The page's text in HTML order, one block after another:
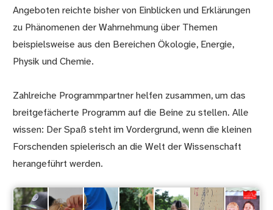
Angeboten reichte bisher von Einblicken und Erklärungen
zu Phänomenen der Wahrnehmung über Themen
beispielsweise aus den Bereichen Ökologie, Energie,
Physik und Chemie.
Zahlreiche Programmpartner helfen zusammen, um das
breitgefächerte Programm auf die Beine zu stellen. Alle
wissen: Der Spaß steht im Vordergrund, wenn die kleinen
Forschenden spielerisch an die Welt der Wissenschaft
herangeführt werden.